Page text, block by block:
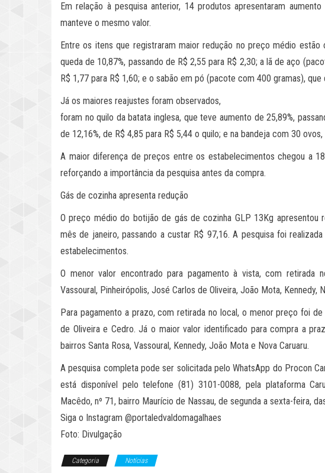
Em relação à pesquisa anterior, 14 produtos apresentaram
manteve o mesmo valor.
Entre os itens que registraram maior redução no preço médio
queda de 10,87%, passando de R$ 2,55 para R$ 2,30; a lã de aço
R$ 1,77 para R$ 1,60; e o sabão em pó (pacote com 400 gramas), que
Já os maiores reajustes foram observados,
foram no quilo da batata inglesa, que teve aumento de 25,89%,
de 12,16%, de R$ 4,85 para R$ 5,44 o quilo; e na bandeja com 30
A maior diferença de preços entre os estabelecimentos chegou a
reforçando a importância da pesquisa antes da compra.
Gás de cozinha apresenta redução
O preço médio do botijão de gás de cozinha GLP 13Kg apresentou
mês de janeiro, passando a custar R$ 97,16. A pesquisa foi
estabelecimentos.
O menor valor encontrado para pagamento à vista, com retirada
Vassoural, Pinheirópolis, José Carlos de Oliveira, João Mota, Kennedy,
Para pagamento a prazo, com retirada no local, o menor preço foi
de Oliveira e Cedro. Já o maior valor identificado para compra a
bairros Santa Rosa, Vassoural, Kennedy, João Mota e Nova Caruaru.
A pesquisa completa pode ser solicitada pelo WhatsApp do Procon
está disponível pelo telefone (81) 3101-0088, pela plataforma
Macêdo, nº 71, bairro Maurício de Nassau, de segunda a sexta-feira,
Siga o Instagram @portaledvaldomagalhaes
Foto: Divulgação
Categoria Notícias